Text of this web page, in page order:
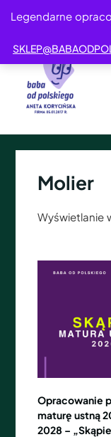
Legendarne
Molier
Wyświetlanie
Opracowanie
maturę ustną
2028 –